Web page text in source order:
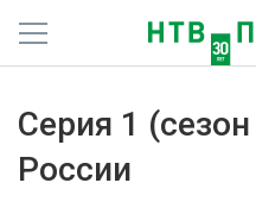
Фильмы и сериалы
Серия 1
России